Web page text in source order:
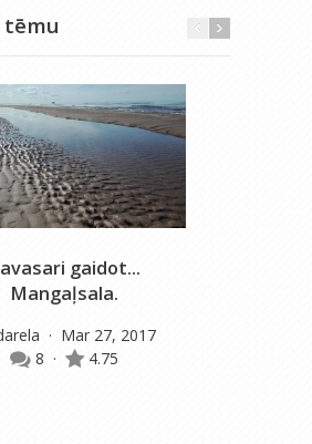
tēmu
gaidot...
Mangaļsala.
· Mar 27, 2017
8 · 4.75